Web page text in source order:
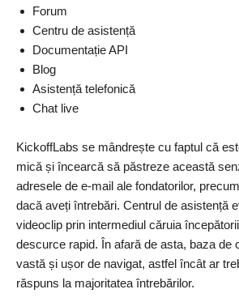
Forum
Centru de asistență
Documentație API
Blog
Asistență telefonică
Chat live
KickoffLabs se mândrește cu faptul că
mică și încearcă să păstreze această
adresele de e-mail ale fondatorilor,
dacă aveți întrebări. Centrul de asistență
videoclip prin intermediul căruia
descurce rapid. În afară de asta, baza de
vastă și ușor de navigat, astfel încât ar
răspuns la majoritatea întrebărilor.